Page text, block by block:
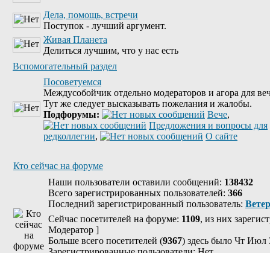
Дела, помощь, встречи
Поступок - лучший аргумент.
Живая Планета
Делиться лучшим, что у нас есть
Вспомогательный раздел
Посоветуемся
Междусобойчик отдельно модераторов и агора для
Тут же следует высказывать пожелания и жалобы.
Подфорумы:
Вече,
Предложения и вопросы для
редколлегии, О сайте
Кто сейчас на форуме
Наши пользователи оставили сообщений: 138432
Всего зарегистрированных пользователей: 366
Последний зарегистрированный пользователь: Ветер
Сейчас посетителей на форуме: 1109, из них
Модератор ]
Больше всего посетителей (9367) здесь было Чт Июл